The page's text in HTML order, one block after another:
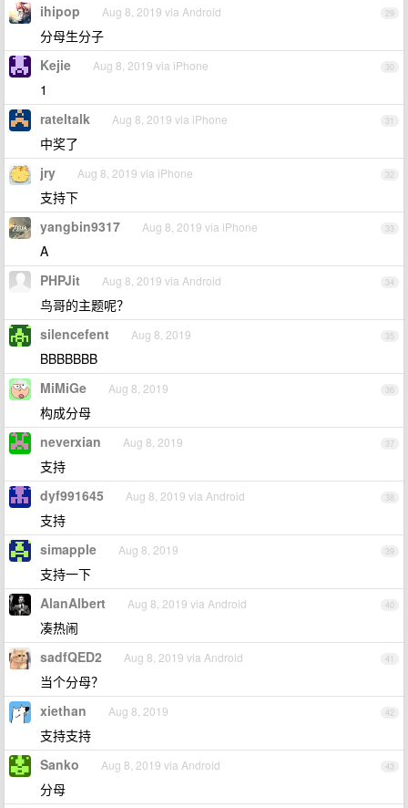
29
ihipop Aug 8, 2019 via Android
分母生分子
30
Kejie Aug 8, 2019 via iPhone
1
31
rateltalk Aug 8, 2019 via iPhone
中奖了
32
jry Aug 8, 2019 via iPhone
支持下
33
yangbin9317 Aug 8, 2019 via iPhone
A
34
PHPJit Aug 8, 2019 via Android
鸟哥的主题呢？
35
silencefent Aug 8, 2019
BBBBBBB
36
MiMiGe Aug 8, 2019
构成分母
37
neverxian Aug 8, 2019
支持
38
dyf991645 Aug 8, 2019 via Android
支持
39
simapple Aug 8, 2019
支持一下
40
AlanAlbert Aug 8, 2019 via Android
凑热闹
41
sadfQED2 Aug 8, 2019 via Android
当个分母？
42
xiethan Aug 8, 2019
支持支持
43
Sanko Aug 8, 2019 via Android
分母